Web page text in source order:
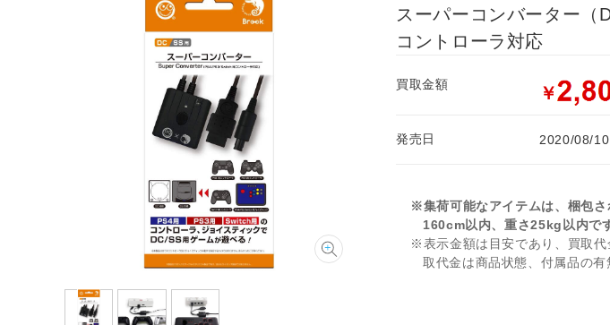
スーパーコンバーター（
コントローラ対応
買取金額 ￥
発売日 2020/08/10
※集荷可能なアイテムは、梱包
160cm以内、重さ25kg以内で
※表示金額は目安であり、買取
取代金は商品状態、付属品の有